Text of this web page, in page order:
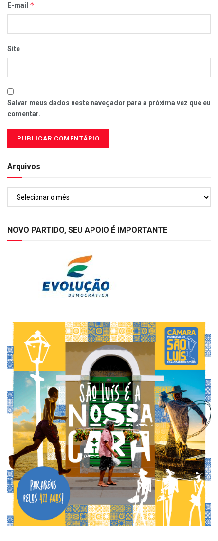
E-mail *
Site
Salvar meus dados neste navegador para a próxima vez que eu
comentar.
Arquivos
Arquivos
NOVO PARTIDO, SEU APOIO É IMPORTANTE